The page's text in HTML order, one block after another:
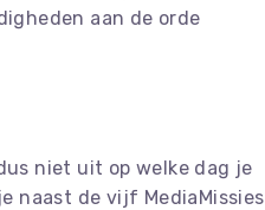
aan de orde
niet uit op welke dag je
naast de vijf MediaMissies